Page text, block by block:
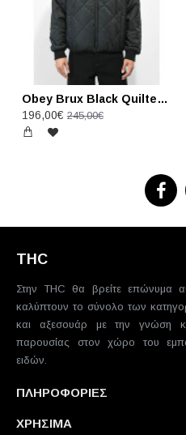
Obey Brux Black Quilted Reversible Jacket - Μαύρo
196,00€ 245,00€
THC
Στην THC θα βρείτε επώνυμα
καλύπτουν το σύνολο των
και αξεσουάρ με την γνώση
παρουσίας στον χώρο του
ειδών.
ΠΛΗΡΟΦΟΡΙΕΣ
ΧΡΗΣΙΜΑ